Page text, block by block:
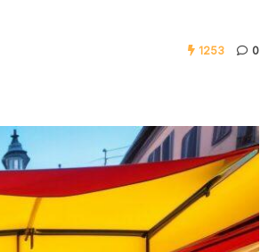
1253 0